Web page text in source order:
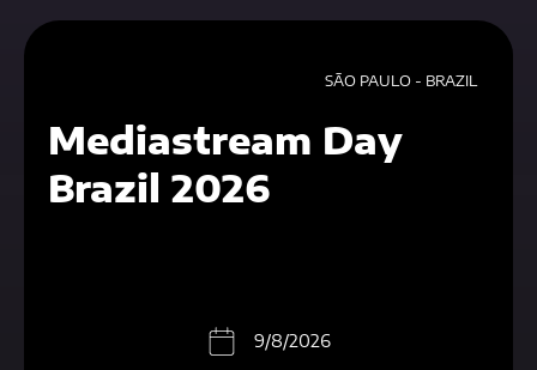
Mediastream Day
Brazil 2026
SÃO PAULO - BRAZIL
9/8/2026